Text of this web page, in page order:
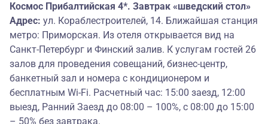
Космос Прибалтийская 4*. Завтрак «шведский стол»
Адрес: ул. Кораблестроителей, 14. Ближайшая станция
метро: Приморская. Из отеля открывается вид на
Санкт-Петербург и Финский залив. К услугам гостей 26
залов для проведения совещаний, бизнес-центр,
банкетный зал и номера с кондиционером и
бесплатным Wi-Fi. Расчетный час: 15:00 заезд, 12:00
выезд, Ранний Заезд до 08:00 – 100%, с 08:00 до 15:00
– 50% без завтрака.